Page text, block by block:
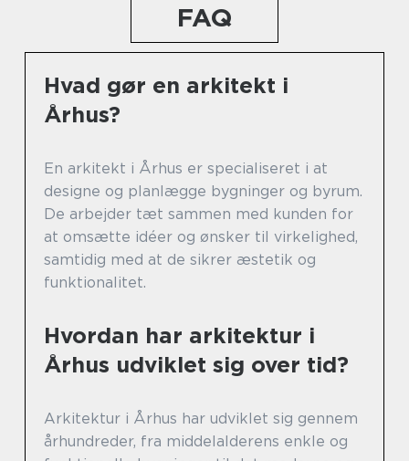
FAQ
Hvad gør en arkitekt i
Århus?
En arkitekt i Århus er specialiseret i at
designe og planlægge bygninger og byrum.
De arbejder tæt sammen med kunden for
at omsætte idéer og ønsker til virkelighed,
samtidig med at de sikrer æstetik og
funktionalitet.
Hvordan har arkitektur i
Århus udviklet sig over tid?
Arkitektur i Århus har udviklet sig gennem
århundreder, fra middelalderens enkle og